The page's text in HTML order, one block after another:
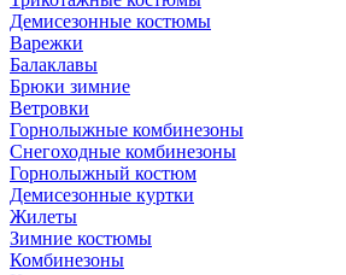
Демисезонные костюмы
Варежки
Балаклавы
Брюки зимние
Ветровки
Горнолыжные комбинезоны
Снегоходные комбинезоны
Горнолыжный костюм
Демисезонные куртки
Жилеты
Зимние костюмы
Комбинезоны